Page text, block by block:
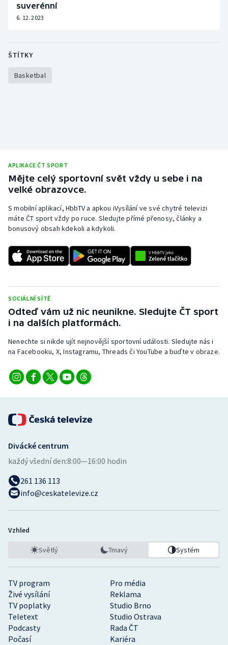
suverénní
6. 12. 2023
ŠTÍTKY
Basketbal
APLIKACE ČT SPORT
Mějte celý sportovní svět vždy u sebe i na
velké obrazovce.
S mobilní aplikací, HbbTV a apkou iVysílání ve své chytré televizi
máte ČT sport vždy po ruce. Sledujte přímé přenosy, články a
bonusový obsah kdekoli a kdykoli.
SOCIÁLNÍ SÍTĚ
Odteď vám už nic neunikne. Sledujte ČT sport
i na dalších platformách.
Nenechte si nikde ujít nejnovější sportovní události. Sledujte nás i
na Facebooku, X, Instagramu, Threads či YouTube a buďte v obraze.
TV program
Pro média
Živé vysílání
Reklama
TV poplatky
Studio Brno
Teletext
Studio Ostrava
Podcasty
Rada ČT
Počasí
Kariéra
Divácké centrum
každý všední den:8:00—16:00 hodin
261 136 113
info@ceskatelevize.cz
Vzhled
Světlý Tmavý Systém